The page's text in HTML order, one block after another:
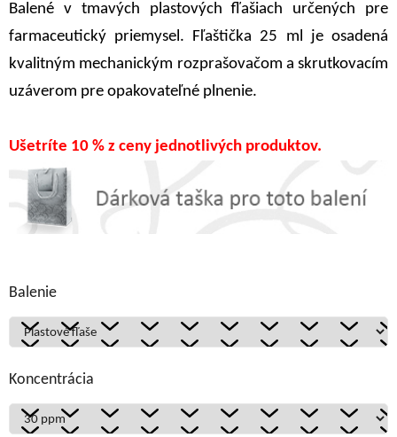
Balené v tmavých plastových fľašiach určených pre
farmaceutický priemysel. Fľaštička 25 ml je osadená
kvalitným mechanickým rozprašovačom a skrutkovacím
uzáverom pre opakovateľné plnenie.
Ušetríte 10 % z ceny jednotlivých produktov.
Balenie
Koncentrácia